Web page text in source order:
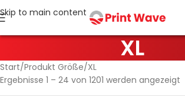
Skip to main content
XL
Start Produkt Größe XL
Ergebnisse 1 – 24 von 1201 werden angezeigt